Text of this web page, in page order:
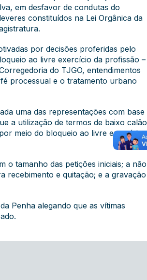
em desfavor de condutas do
constituídos na Lei Orgânica da
.
por decisões proferidas pelo
ao livre exercício da profissão –
do TJGO, entendimentos
processual e o tratamento urbano
uma das representações com base
a utilização de termos de baixo calão
meio do bloqueio ao livre exercício
o tamanho das petições iniciais; a não
recebimento e quitação; e a gravação
Penha alegando que as vítimas